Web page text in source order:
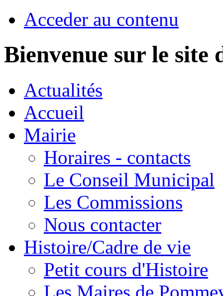
Acceder au contenu
Bienvenue sur le site
Actualités
Accueil
Mairie
Horaires - contacts
Le Conseil Municipal
Les Commissions
Nous contacter
Histoire/Cadre de vie
Petit cours d'Histoire
Les Maires de